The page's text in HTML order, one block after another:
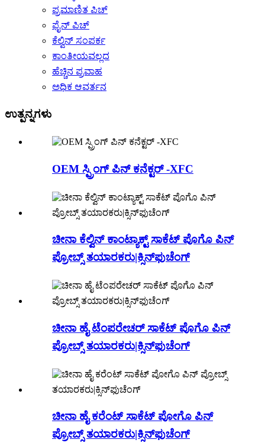
ಪ್ರಮಾಣಿತ ಪಿಚ್
ಫೈನ್ ಪಿಚ್
ಕೆಲ್ವಿನ್ ಸಂಪರ್ಕ
ಕಾಂತೀಯವಲ್ಲದ
ಹೆಚ್ಚಿನ ಪ್ರವಾಹ
ಅಧಿಕ ಆವರ್ತನ
ಉತ್ಪನ್ನಗಳು
OEM ಸ್ಪ್ರಿಂಗ್ ಪಿನ್ ಕನೆಕ್ಟರ್ -XFC
ಚೀನಾ ಕೆಲ್ವಿನ್ ಕಾಂಟ್ಯಾಕ್ಟ್ ಸಾಕೆಟ್ ಪೊಗೊ ಪಿನ್
ಪ್ರೋಬ್ಸ್ ತಯಾರಕರು|ಕ್ಸಿನ್‌ಫುಚೆಂಗ್
ಚೀನಾ ಹೈ ಟೆಂಪರೇಚರ್ ಸಾಕೆಟ್ ಪೊಗೊ ಪಿನ್
ಪ್ರೋಬ್ಸ್ ತಯಾರಕರು|ಕ್ಸಿನ್‌ಫುಚೆಂಗ್
ಚೀನಾ ಹೈ ಕರೆಂಟ್ ಸಾಕೆಟ್ ಪೋಗೊ ಪಿನ್
ಪ್ರೋಬ್ಸ್ ತಯಾರಕರು|ಕ್ಸಿನ್‌ಫುಚೆಂಗ್